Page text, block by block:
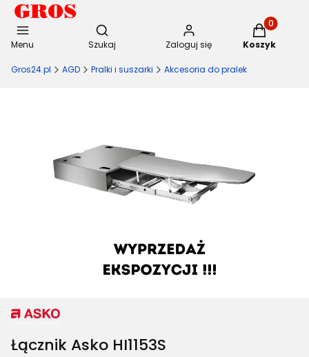
Menu
Otwórz wyszukiwarkę
Szukaj Zaloguj się
Produkty
Koszyk
Gros24.pl AGD Pralki i suszarki Akcesoria do pralek
Łącznik Asko HI1153S